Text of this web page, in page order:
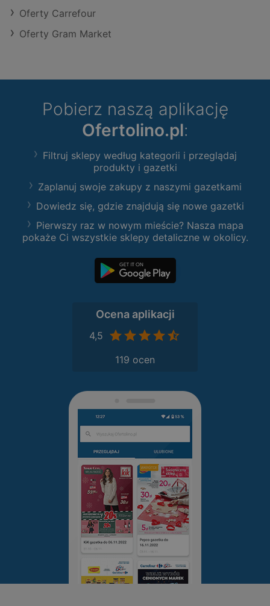
Oferty Carrefour
Oferty Gram Market
Pobierz naszą aplikację
Ofertolino.pl:
Filtruj sklepy według kategorii i przeglądaj
produkty i gazetki
Zaplanuj swoje zakupy z naszymi gazetkami
Dowiedz się, gdzie znajdują się nowe gazetki
Pierwszy raz w nowym mieście? Nasza mapa
pokaże Ci wszystkie sklepy detaliczne w okolicy.
Ocena aplikacji
4,5
119 ocen